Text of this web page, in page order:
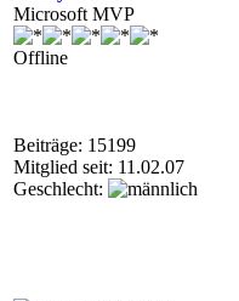
Microsoft MVP
Offline
Beiträge: 15199
Mitglied seit: 11.02.07
Geschlecht: